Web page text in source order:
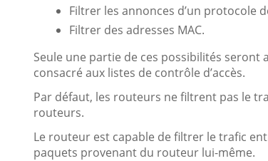
Filtrer les annonces d’un protocole
Filtrer des adresses MAC.
Seule une partie de ces possibilités
consacré aux listes de contrôle d’accès.
Par défaut, les routeurs ne filtrent pas le
routeurs.
Le routeur est capable de filtrer le trafic
paquets provenant du routeur lui-même.